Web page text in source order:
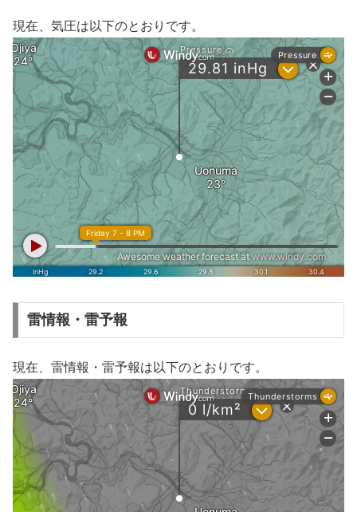
現在、気圧は以下のとおりです。
雷情報・雷予報
現在、雷情報・雷予報は以下のとおりです。